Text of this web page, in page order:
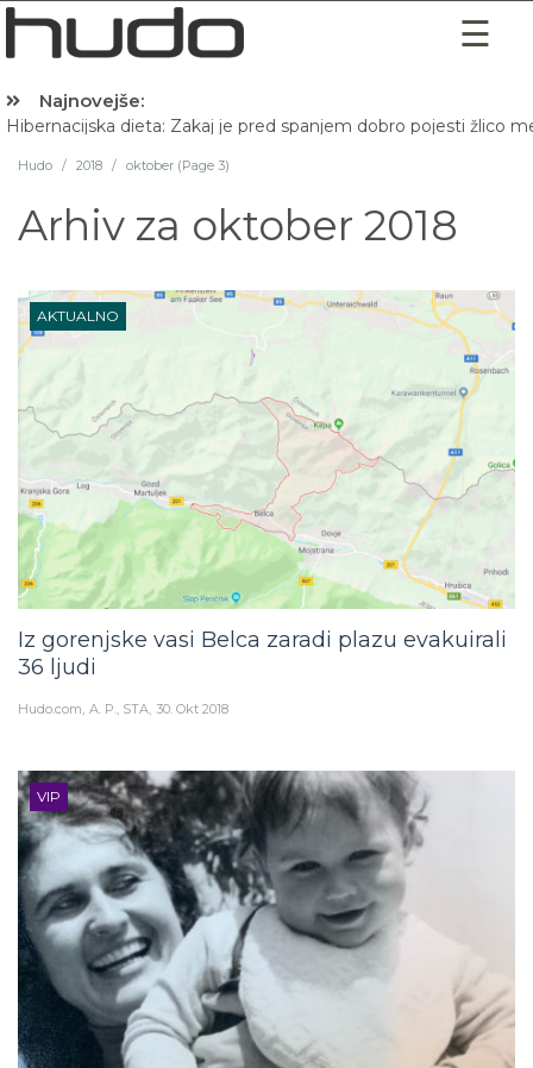
Najnovejše:
Hibernacijska dieta: Zakaj je pred spanjem dobro pojesti žlico
Hudo / 2018 / oktober (Page 3)
Arhiv za oktober 2018
AKTUALNO
Iz gorenjske vasi Belca zaradi plazu evakuirali
36 ljudi
Hudo.com A. P., STA 30. Okt 2018
VIP